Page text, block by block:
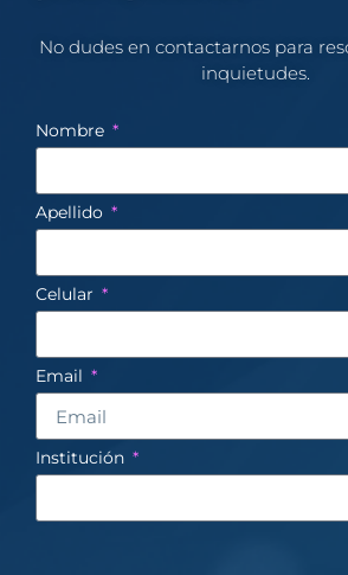
No dudes en contactarnos para
inquietudes.​
Nombre
Apellido
Celular
Email
Institución